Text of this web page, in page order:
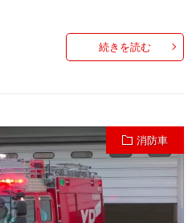
続きを読む
消防車